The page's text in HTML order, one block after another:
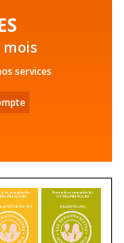
mois
services